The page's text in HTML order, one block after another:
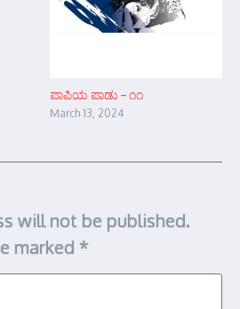
ಪಾಪಿಯ ಪಾಡು – ೧೧
March 13, 2024
will not be published.
marked *